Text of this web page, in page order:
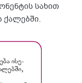
სახით
ქალებში.